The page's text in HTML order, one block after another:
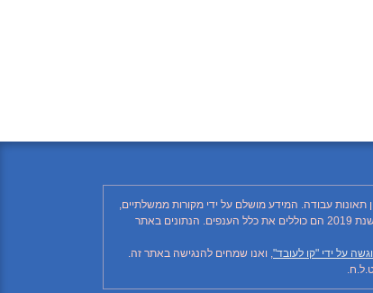
תאונות עבודה. המידע מושלם על ידי מקורות ממשלתיים,
רשתות חברתיות ותקשורת ממסדית. בהתאם לזאת, יתכן ויחסרו פרטים, והנתונים חלקיים בלבד. הנתונים בטבלה עד לשנת 2018 כוללים את ענף הבנייה בלבד. משנת 2019 הם כוללים את כלל הענפים. הנתונים באתר
על ידי "קו לעובד", ואנו שמחים להנגישה באתר זה.